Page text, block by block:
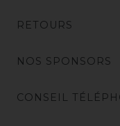
RETOURS
NOS SPONSORS
CONSEIL